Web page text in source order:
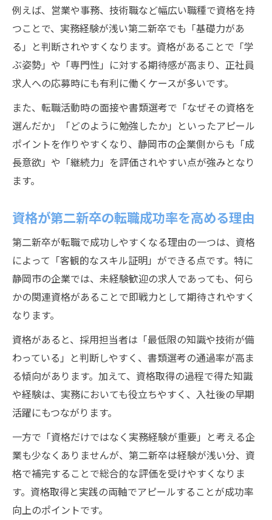
例えば、営業や事務、技術職など幅広い職種で資格を持
つことで、実務経験が浅い第二新卒でも「基礎力があ
る」と判断されやすくなります。資格があることで「学
ぶ姿勢」や「専門性」に対する期待感が高まり、正社員
求人への応募時にも有利に働くケースが多いです。
また、転職活動時の面接や書類選考で「なぜその資格を
選んだか」「どのように勉強したか」といったアピール
ポイントを作りやすくなり、静岡市の企業側からも「成
長意欲」や「継続力」を評価されやすい点が強みとなり
ます。
資格が第二新卒の転職成功率を高める理由
第二新卒が転職で成功しやすくなる理由の一つは、資格
によって「客観的なスキル証明」ができる点です。特に
静岡市の企業では、未経験歓迎の求人であっても、何ら
かの関連資格があることで即戦力として期待されやすく
なります。
資格があると、採用担当者は「最低限の知識や技術が備
わっている」と判断しやすく、書類選考の通過率が高ま
る傾向があります。加えて、資格取得の過程で得た知識
や経験は、実務においても役立ちやすく、入社後の早期
活躍にもつながります。
一方で「資格だけではなく実務経験が重要」と考える企
業も少なくありませんが、第二新卒は経験が浅い分、資
格で補完することで総合的な評価を受けやすくなりま
す。資格取得と実践の両軸でアピールすることが成功率
向上のポイントです。